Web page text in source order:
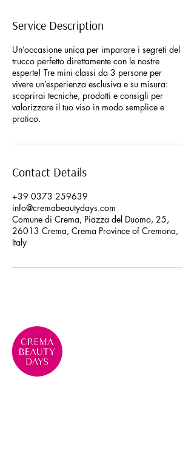
d
Service Description
Un’occasione unica per imparare i segreti del
trucco perfetto direttamente con le nostre
esperte! Tre mini classi da 3 persone per
vivere un’esperienza esclusiva e su misura:
scoprirai tecniche, prodotti e consigli per
valorizzare il tuo viso in modo semplice e
pratico.
Contact Details
+39 0373 259639
info@cremabeautydays.com
Comune di Crema, Piazza del Duomo, 25,
26013 Crema, Crema Province of Cremona,
Italy